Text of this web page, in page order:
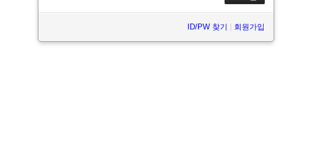
ID/PW 찾기 회원가입